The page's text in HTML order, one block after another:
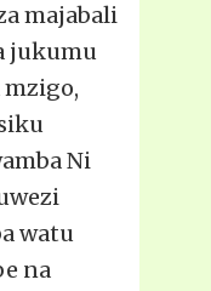
majabali
jukumu
mzigo,
Ni
watu
na